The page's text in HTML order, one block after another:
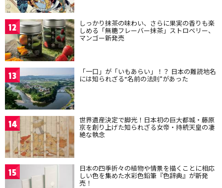
12 しっかり抹茶の味わい、さらに果実の香りも楽
しめる「無糖フレーバー抹茶」ストロベリー、
マンゴー新発売
13 「一口」が「いもあらい」！？ 日本の難読地名
には知られざる“名前の法則”があった
14 世界遺産決定で脚光！日本初の巨大都城・藤原
京を創り上げた知られざる女帝・持統天皇の凄
絶な執念
15 日本の四季折々の植物や情景を描くことに相応
しい色を集めた水彩色鉛筆『色辞典』が新発
売！